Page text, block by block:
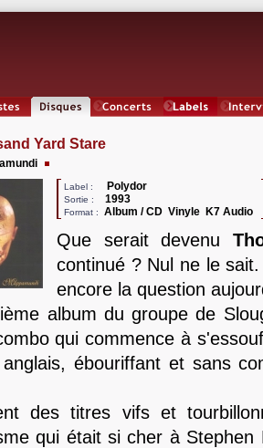
Yard Stare
Label : Polydor
Sortie : 1993
Format : Album / CD Vinyle K7 Audio
Que serait devenu
continué ? Nul ne le
encore la question
album du groupe de
qui commence à
ébouriffant et sans
des titres vifs et
qui était si cher à